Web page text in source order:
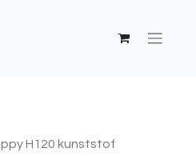
H120 kunststof